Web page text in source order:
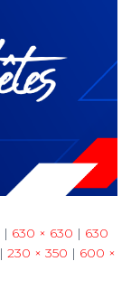
| 630 × 630 | 630
| 230 × 350 | 600 ×